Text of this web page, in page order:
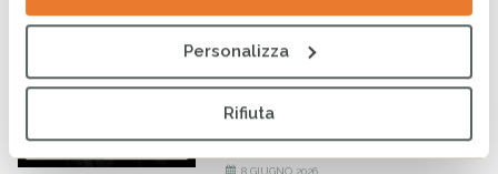
Personalizza
Rifiuta
CESVI presenta a Roma la
settima edizione dell’Indice
regionale sul
maltrattamento e la cura
all’infanzia in Italia
8 GIUGNO 2026